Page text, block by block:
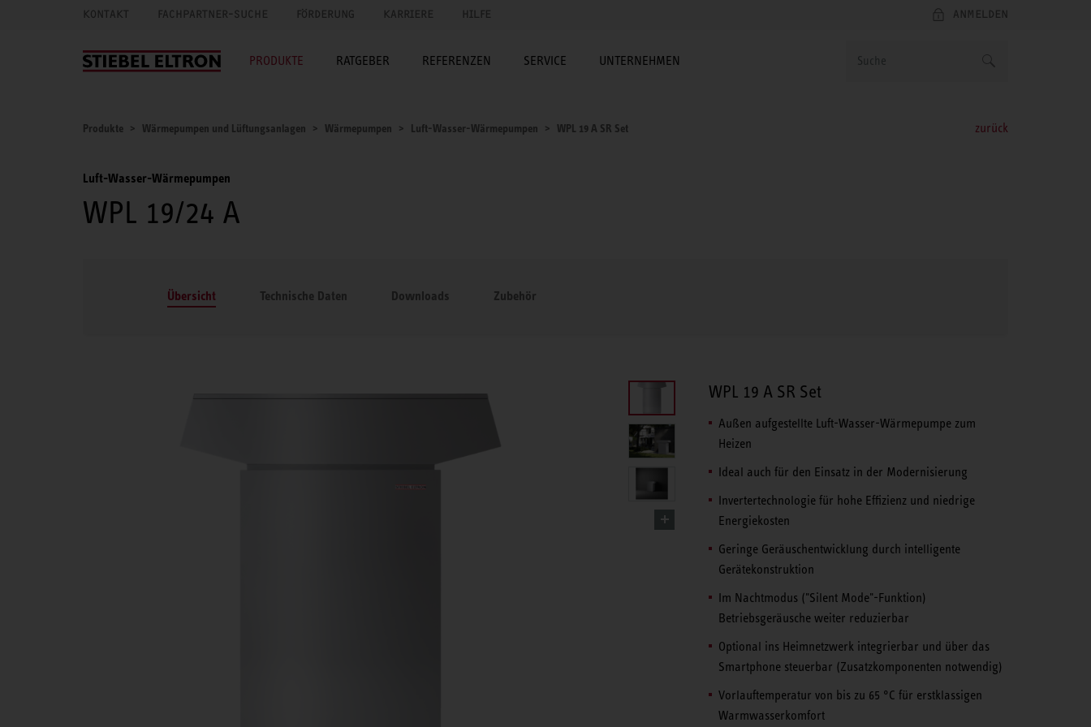
KONTAKT FACHPARTNER-SUCHE FÖRDERUNG KARRIERE HILFE ANMELDEN
PRODUKTE RATGEBER REFERENZEN SERVICE UNTERNEHMEN
Produkte Wärmepumpen und Lüftungsanlagen Wärmepumpen Luft-Wasser-Wärmepumpen WPL 19 A SR Set zurück
Luft-Wasser-Wärmepumpen
WPL 19/24 A
Übersicht Technische Daten Downloads Zubehör
WPL 19 A SR Set
Außen aufgestellte Luft-Wasser-Wärmepumpe zum
Heizen
Ideal auch für den Einsatz in der Modernisierung
Invertertechnologie für hohe Effizienz und niedrige
Energiekosten
Geringe Geräuschentwicklung durch intelligente
Gerätekonstruktion
Im Nachtmodus ("Silent Mode"-Funktion)
Betriebsgeräusche weiter reduzierbar
Optional ins Heimnetzwerk integrierbar und über das
Smartphone steuerbar (Zu­satzkomponenten notwendig)
Vorlauftemperatur von bis zu 65 °C für erstklassigen
Warmwasserkomfort